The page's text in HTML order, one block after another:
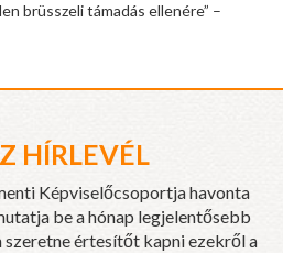
brüsszeli támadás ellenére” –
HÍRLEVÉL
Képviselőcsoportja havonta
be a hónap legjelentősebb
szeretne értesítőt kapni ezekről a